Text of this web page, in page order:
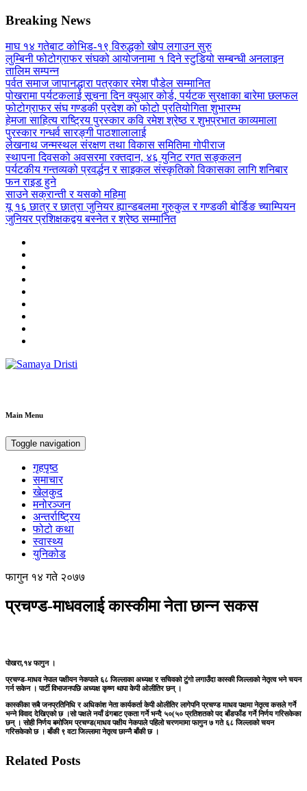
Breaking News
माघ १४ गतेबाट कोभिड-१९ विरुद्धको खोप लगाउन सुरु
लुम्बिनी फोटोग्राफर संघको आयोजनामा १ दिने स्टुडियो सम्बन्धी अनलाइन
तालिम सम्पन्न
पर्वत समाज जापानद्धारा पत्रकार रमेश पौडेल सम्मानित
पोखरामा पर्यटकलाई सूचना दिन क्युआर कोर्ड, पर्यटक सुरक्षाका बारेमा छलफल
फोटोग्राफर संघ गण्डकी प्रदेश को फोटो प्रतियोगिता शुभारम्भ
हेमजा साहित्य राष्ट्रिय पुरस्कार कवि रमेश श्रेष्ठ र शुभप्रभात काव्यमाला
पुरस्कार गन्धर्व सारङ्गी पाठशालालाई
लेखनाथ जन्मस्थल संरक्षण तथा विकास समितिमा गोपीराज
स्थापना दिवसको अवसरमा रक्तदान, ४६ युनिट रगत सङ्कलन
पर्यटकीय गन्तव्यको प्रवर्द्धन र साइकल संस्कृतिको विकासका लागि शनिबार
फन राइड हुने
साउने सक्रान्ती र यसको महिमा
यू १६ छात्र र छात्रा जुनियर ह्यान्डबलमा गुरुकुल र गण्डकी बोर्डिङ च्याम्पियन
जुनियर प्रशिक्षकद्वय बस्नेत र श्रेष्ठ सम्मानित
Main Menu
Toggle navigation
गृहपृष्ठ
समाचार
खेलकुद
मनोरञ्जन
अन्तर्राष्ट्रिय
फोटो कथा
स्वास्थ्य
युनिकोड
फागुन १४ गते २०७७
प्रचण्ड-माधवलाई कास्कीमा नेता छान्न सकस
पोखरा,१४ फागुन ।
प्रचण्ड-माधव नेपाल पक्षीयन नेकपाले ६८ जिल्लाका अध्यक्ष र सचिवको टुंगो लगाउँदा कास्की जिल्लाको नेतृत्व भने चयन
गर्न सकेन । पार्टी विभाजनपछि अध्यक्ष कृष्ण थापा केपी ओलीतिर छन् ।
कास्कीका सबै जनप्रतिनिधि र अधिकांश नेता कार्यकर्ता केपी ओलीतिर लागेपनि प्रचण्ड माधव पक्षमा नेतृत्व कसले गर्ने
भन्ने विवाद देखिएको छ ।सो पक्षले नयाँ ढंगबाट एकता गर्ने भन्दै ५०(५० प्रतिशतको पद बाँडफाँड गर्ने निर्णय गरिसकेका
छन् । सोही निर्णय बमोजिम प्रचण्ड(माधव पक्षीय नेकपाले पहिलो चरणमामा फागुन ७ गते ६८ जिल्लाको चयन
गरिसकेको छ । बाँकी ९ वटा जिल्लामा नेतृत्व छान्नै बाँकी छ ।
Related Posts